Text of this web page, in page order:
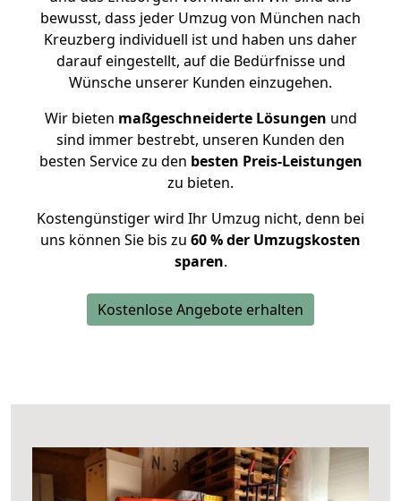
bewusst, dass jeder Umzug von München nach
Kreuzberg individuell ist und haben uns daher
darauf eingestellt, auf die Bedürfnisse und
Wünsche unserer Kunden einzugehen.
Wir bieten maßgeschneiderte Lösungen und
sind immer bestrebt, unseren Kunden den
besten Service zu den besten Preis-Leistungen
zu bieten.
Kostengünstiger wird Ihr Umzug nicht, denn bei
uns können Sie bis zu 60 % der Umzugskosten
sparen.
Kostenlose Angebote erhalten